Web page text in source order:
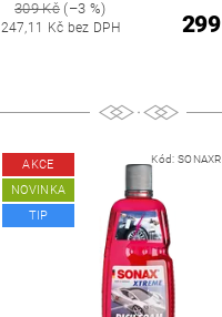
309 Kč (–3 %)
247,11 Kč bez DPH
AKCE
NOVINKA
TIP
Kód: